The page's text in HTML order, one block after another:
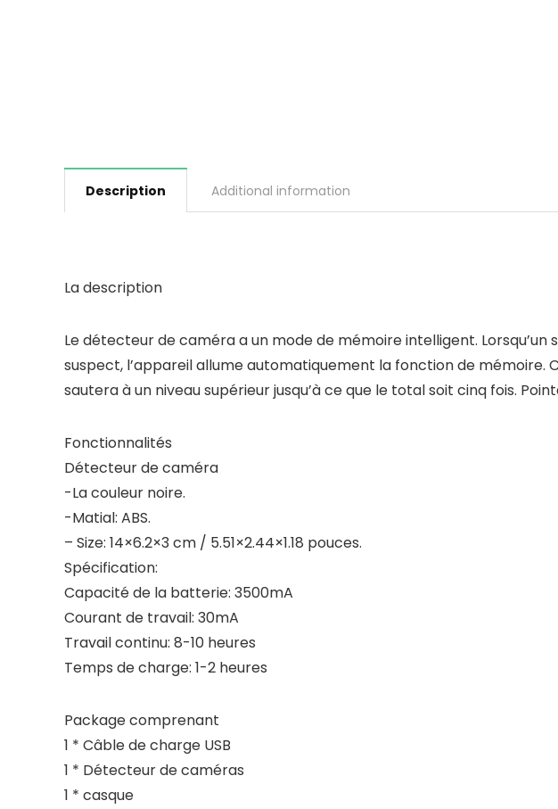
Description Additional information
La description
Le détecteur de caméra a un mode de mémoire intelligent.
suspect, l’appareil allume automatiquement la fonction de mémoire.
sautera à un niveau supérieur jusqu’à ce que le total soit cinq fois.
Fonctionnalités
Détecteur de caméra
-La couleur noire.
-Matial: ABS.
– Size: 14×6.2×3 cm / 5.51×2.44×1.18 pouces.
Spécification:
Capacité de la batterie: 3500mA
Courant de travail: 30mA
Travail continu: 8-10 heures
Temps de charge: 1-2 heures
Package comprenant
1 * Câble de charge USB
1 * Détecteur de caméras
1 * casque